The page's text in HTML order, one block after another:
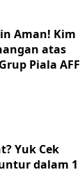
Aman! Kim
atas
Piala AFF
Yuk Cek
dalam 1